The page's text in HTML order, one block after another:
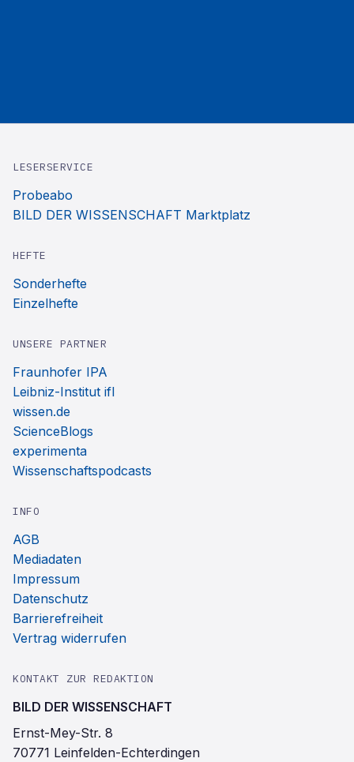
LESERSERVICE
Probeabo
BILD DER WISSENSCHAFT Marktplatz
HEFTE
Sonderhefte
Einzelhefte
UNSERE PARTNER
Fraunhofer IPA
Leibniz-Institut ifl
wissen.de
ScienceBlogs
experimenta
Wissenschaftspodcasts
INFO
AGB
Mediadaten
Impressum
Datenschutz
Barrierefreiheit
Vertrag widerrufen
KONTAKT ZUR REDAKTION
BILD DER WISSENSCHAFT
Ernst-Mey-Str. 8
70771 Leinfelden-Echterdingen